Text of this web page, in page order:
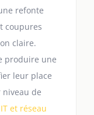
refonte
coupures
claire.
produire une
leur place
de
et réseau